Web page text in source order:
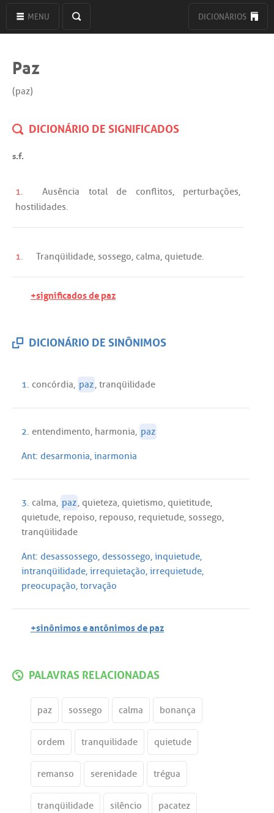
MENU DICIONÁRIOS
Paz
(paz)
DICIONÁRIO DE SIGNIFICADOS
s.f.
1. Ausência total de conflitos, perturbações,
hostilidades.
1. Tranqüilidade, sossego, calma, quietude.
+significados de paz
DICIONÁRIO DE SINÔNIMOS
1. concórdia, paz, tranqüilidade
2. entendimento, harmonia, paz
Ant: desarmonia, inarmonia
3. calma, paz, quieteza, quietismo, quietitude,
quietude, repoiso, repouso, requietude, sossego,
tranqüilidade
Ant: desassossego, dessossego, inquietude,
intranqüilidade, irrequietação, irrequietude,
preocupação, torvação
+sinônimos e antônimos de paz
PALAVRAS RELACIONADAS
paz sossego calma bonança
ordem tranquilidade quietude
remanso serenidade trégua
tranqüilidade silêncio pacatez